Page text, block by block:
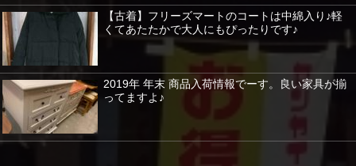
【古着】フリーズマートのコートは中綿入り♪軽
くてあたたかで大人にもぴったりです♪
2019年 年末 商品入荷情報でーす。良い家具が揃
ってますよ♪